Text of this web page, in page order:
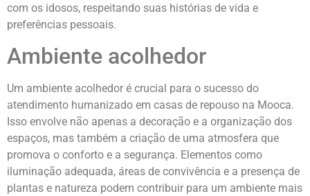
com os idosos, respeitando suas histórias de vida e
preferências pessoais.
Ambiente acolhedor
Um ambiente acolhedor é crucial para o sucesso do
atendimento humanizado em casas de repouso na Mooca.
Isso envolve não apenas a decoração e a organização dos
espaços, mas também a criação de uma atmosfera que
promova o conforto e a segurança. Elementos como
iluminação adequada, áreas de convivência e a presença de
plantas e natureza podem contribuir para um ambiente mais